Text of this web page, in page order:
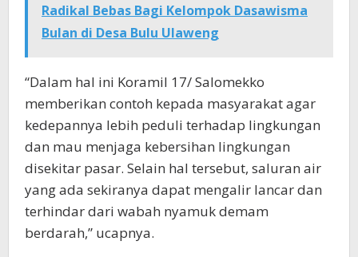
Radikal Bebas Bagi Kelompok Dasawisma
Bulan di Desa Bulu Ulaweng
“Dalam hal ini Koramil 17/ Salomekko
memberikan contoh kepada masyarakat agar
kedepannya lebih peduli terhadap lingkungan
dan mau menjaga kebersihan lingkungan
disekitar pasar. Selain hal tersebut, saluran air
yang ada sekiranya dapat mengalir lancar dan
terhindar dari wabah nyamuk demam
berdarah,” ucapnya.